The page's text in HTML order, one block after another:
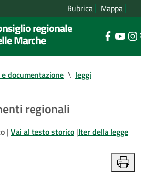
Rubrica Mappa
regionale
Marche
documentazione \ leggi
regionali
| Vai al testo storico |Iter della legge